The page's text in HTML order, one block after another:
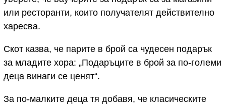
или ресторанти, които получателят действително
харесва.
Скот казва, че парите в брой са чудесен подарък
за младите хора: „Подаръците в брой за по-големи
деца винаги се ценят“.
За по-малките деца тя добавя, че класическите